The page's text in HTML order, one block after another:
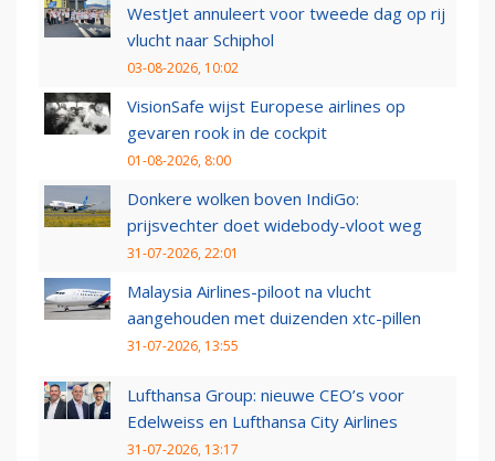
WestJet annuleert voor tweede dag op rij
vlucht naar Schiphol
03-08-2026, 10:02
VisionSafe wijst Europese airlines op
gevaren rook in de cockpit
01-08-2026, 8:00
Donkere wolken boven IndiGo:
prijsvechter doet widebody-vloot weg
31-07-2026, 22:01
Malaysia Airlines-piloot na vlucht
aangehouden met duizenden xtc-pillen
31-07-2026, 13:55
Lufthansa Group: nieuwe CEO’s voor
Edelweiss en Lufthansa City Airlines
31-07-2026, 13:17